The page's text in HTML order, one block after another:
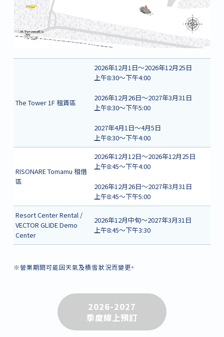
The Tower 1F 租賃區
2026年12月1日～2026年12月25日
上午8:30～下午4:00
2026年12月26日～2027年3月31日
上午8:30～下午5:00
2027年4月1日～4月5日
上午8:30～下午4:00
RISONARE Tomamu 租借
區
2026年12月12日～2026年12月25日
上午8:45～下午4:00
2026年12月26日～2027年3月31日
上午8:45～下午5:00
Resort Center Rental /
VECTOR GLIDE Demo
Center
2026年12月中旬～2027年3月31日
上午8:45～下午3:30
※營業期間可能因天氣及積雪狀況而變更。
2026-2027
季度線上預訂